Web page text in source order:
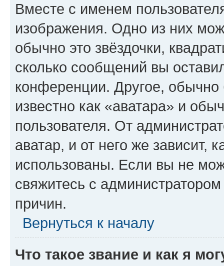
Вместе с именем
изображения. Одно из них
обычно это звёздочки,
сколько сообщений вы
конференции. Другое,
известно как «аватара» и
пользователя. От
аватар, и от него же зависит,
использованы. Если вы не
свяжитесь с
причин.
Вернуться к началу
Что такое звание и как я